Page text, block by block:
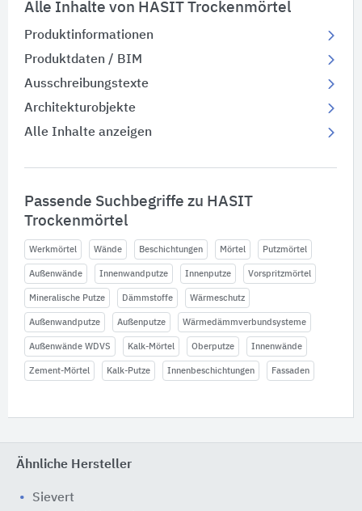
Alle Inhalte von HASIT Trockenmörtel
Produktinformationen
Produktdaten / BIM
Ausschreibungstexte
Architekturobjekte
Alle Inhalte anzeigen
Passende Suchbegriffe zu HASIT
Trockenmörtel
Werkmörtel Wände Beschichtungen Mörtel Putzmörtel
Außenwände Innenwandputze Innenputze Vorspritzmörtel
Mineralische Putze Dämmstoffe Wärmeschutz
Außenwandputze Außenputze Wärmedämmverbundsysteme
Außenwände WDVS Kalk-Mörtel Oberputze Innenwände
Zement-Mörtel Kalk-Putze Innenbeschichtungen Fassaden
Ähnliche Hersteller
Sievert